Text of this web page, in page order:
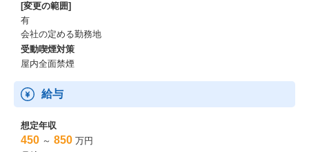
[変更の範囲]
有
会社の定める勤務地
受動喫煙対策
屋内全面禁煙
給与
想定年収
450 ～ 850 万円